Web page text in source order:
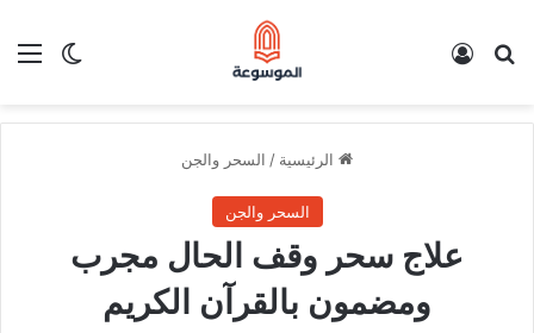
الوضع بحث عن
الرئيسية / السحر والجن
السحر والجن
علاج سحر وقف الحال مجرب
ومضمون بالقرآن الكريم